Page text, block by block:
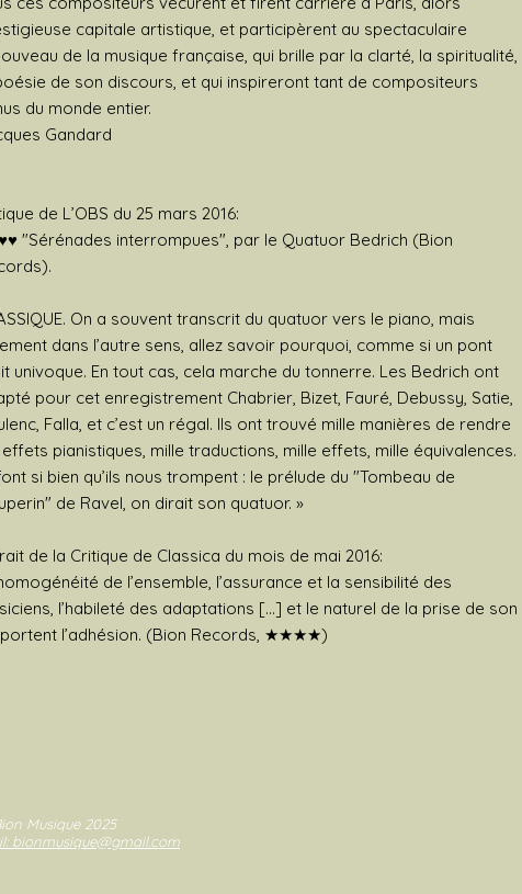
capitale artistique, et participèrent au spectaculaire
de la musique française, qui brille par la clarté, la spiritualité,
de son discours, et qui inspireront tant de compositeurs
du monde entier.
Gandard
de L’OBS du 25 mars 2016:
"Sérénades interrompues", par le Quatuor Bedrich (Bion
On a souvent transcrit du quatuor vers le piano, mais
dans l’autre sens, allez savoir pourquoi, comme si un pont
univoque. En tout cas, cela marche du tonnerre. Les Bedrich ont
pour cet enregistrement Chabrier, Bizet, Fauré, Debussy, Satie,
Falla, et c’est un régal. Ils ont trouvé mille manières de rendre
pianistiques, mille traductions, mille effets, mille équivalences.
si bien qu’ils nous trompent : le prélude du "Tombeau de
de Ravel, on dirait son quatuor. »
de la Critique de Classica du mois de mai 2016:
de l’ensemble, l’assurance et la sensibilité des
l’habileté des adaptations [...] et le naturel de la prise de son
l’adhésion. (Bion Records, ★★★★)
Musique 2025
bionmusique@gmail.com